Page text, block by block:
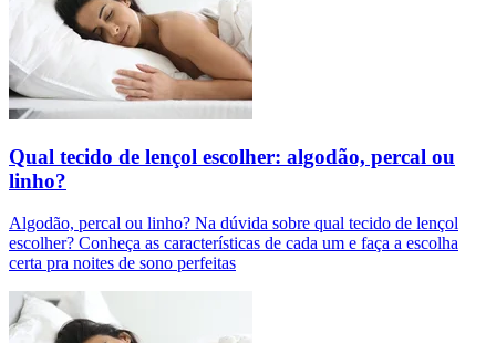
Qual tecido de lençol escolher: algodão, percal ou
linho?
Algodão, percal ou linho? Na dúvida sobre qual tecido de lençol
escolher? Conheça as características de cada um e faça a escolha
certa pra noites de sono perfeitas